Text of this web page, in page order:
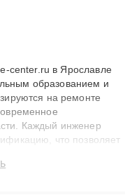
center.ru в Ярославле
образованием и
на ремонте
Каждый инженер
что позволяет
лет. Наши мастера